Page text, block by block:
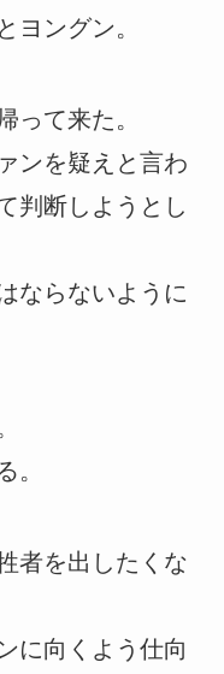
ヨングン。
って来た。
ンを疑えと言わ
判断しようとし
ならないように
。
者を出したくな
に向くよう仕向